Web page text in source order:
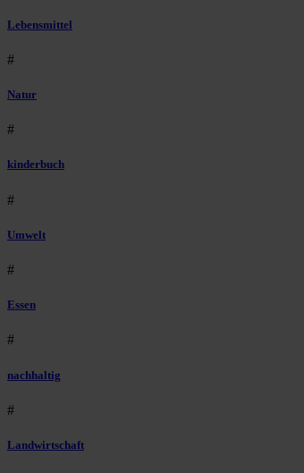
Lebensmittel
#
Natur
#
kinderbuch
#
Umwelt
#
Essen
#
nachhaltig
#
Landwirtschaft